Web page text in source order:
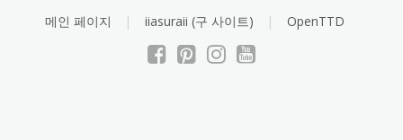
메인 페이지 iiasuraii (구 사이트) OpenTTD